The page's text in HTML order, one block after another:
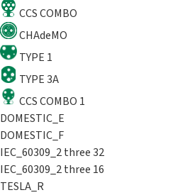
CCS COMBO
CHAdeMO
TYPE 1
TYPE 3A
CCS COMBO 1
DOMESTIC_E
DOMESTIC_F
IEC_60309_2 three 32
IEC_60309_2 three 16
TESLA_R